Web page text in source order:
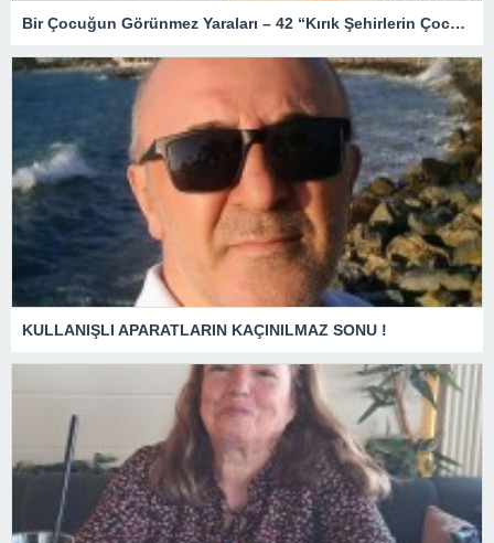
Bir Çocuğun Görünmez Yaraları – 42 “Kırık Şehirlerin Çocukları”
KULLANIŞLI APARATLARIN KAÇINILMAZ SONU !